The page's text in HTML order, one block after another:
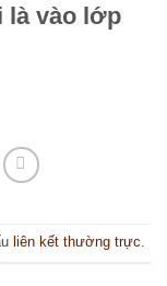
là vào lớp
liên kết thường trực.